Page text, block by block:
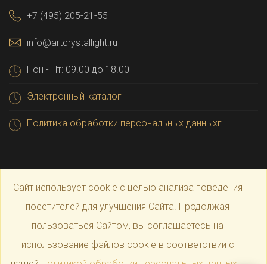
+7 (495) 205-21-55
info@artcrystallight.ru
Пон - Пт: 09.00 до 18.00
Электронный каталог
Политика обработки персональных данныхг
Сайт использует cookie с целью анализа поведения
посетителей для улучшения Сайта. Продолжая
пользоваться Сайтом, вы соглашаетесь на
использование файлов cookie в соответствии с